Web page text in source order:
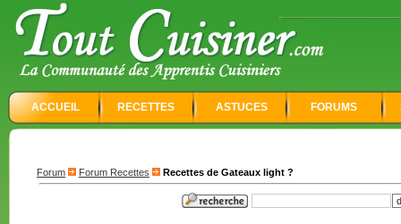
ACCUEIL RECETTES ASTUCES FORUMS
Forum Forum Recettes Recettes de Gateaux light ?